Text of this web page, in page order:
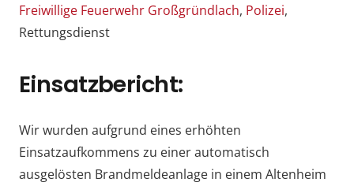
Freiwillige Feuerwehr Großgründlach, Polizei,
Rettungsdienst
Einsatzbericht:
Wir wurden aufgrund eines erhöhten
Einsatzaufkommens zu einer automatisch
ausgelösten Brandmeldeanlage in einem Altenheim